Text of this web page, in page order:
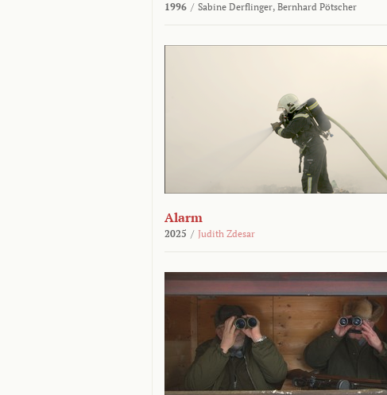
1996 / Sabine Derflinger, Bernhard Pötscher
Alarm
2025 / Judith Zdesar